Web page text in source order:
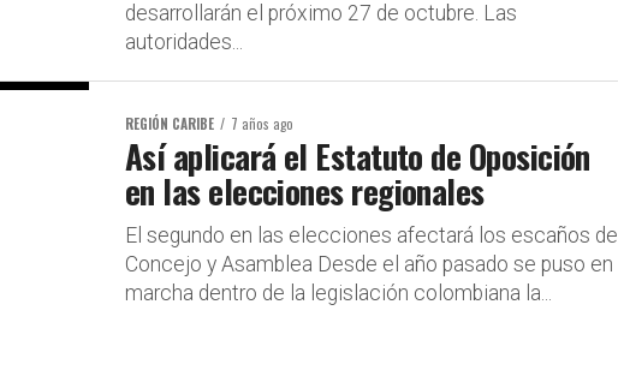
desarrollarán el próximo 27 de octubre. Las
autoridades...
REGIÓN CARIBE 7 años ago
Así aplicará el Estatuto de Oposición
en las elecciones regionales
El segundo en las elecciones afectará los escaños de
Concejo y Asamblea Desde el año pasado se puso en
marcha dentro de la legislación colombiana la...